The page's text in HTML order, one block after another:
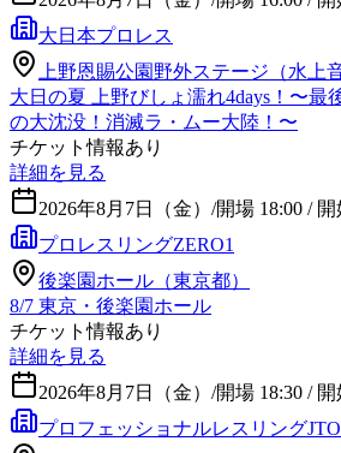
大日本プロレス
上野恩賜公園野外ステージ（水上
大日の夏 上野びしょ濡れ4days！〜最
の大沈没！消滅ラ・ムー大陸！〜
チケット情報あり
詳細を見る
2026年8月7日（金） /開場 18:00 / 開
プロレスリングZERO1
後楽園ホール（東京都）
8/7 東京・後楽園ホール
チケット情報あり
詳細を見る
2026年8月7日（金） /開場 18:30 / 開
プロフェッショナルレスリングJTO